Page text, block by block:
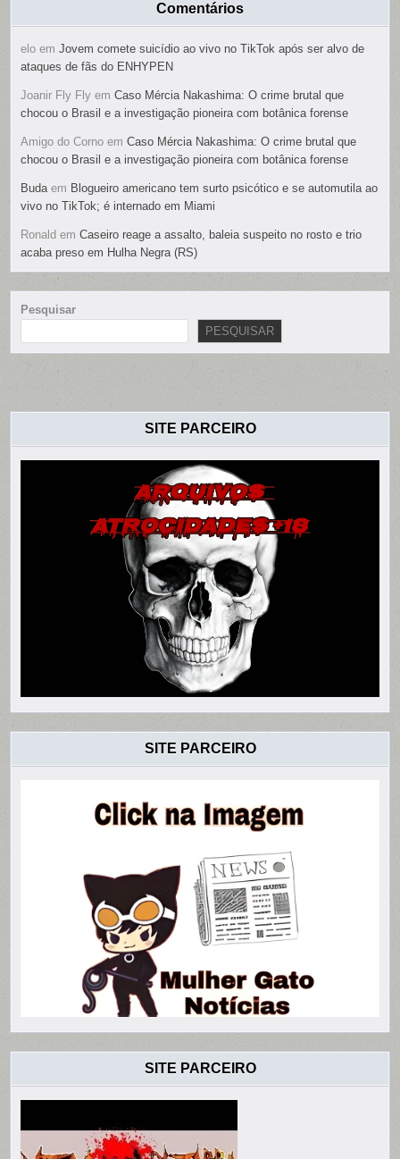
Comentários
elo emJovem comete suicídio ao vivo no TikTok após ser alvo de
ataques de fãs do ENHYPEN
Joanir Fly Fly emCaso Mércia Nakashima: O crime brutal que
chocou o Brasil e a investigação pioneira com botânica forense
Amigo do Corno emCaso Mércia Nakashima: O crime brutal que
chocou o Brasil e a investigação pioneira com botânica forense
Budaem Blogueiro americano tem surto psicótico e se automutila ao
vivo no TikTok; é internado em Miami
Ronald emCaseiro reage a assalto, baleia suspeito no rosto e trio
acaba preso em Hulha Negra (RS)
Pesquisar
PESQUISAR
SITE PARCEIRO
SITE PARCEIRO
SITE PARCEIRO